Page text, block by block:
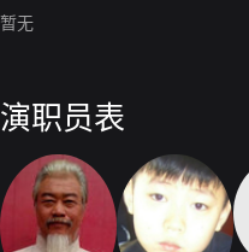
暂无
演职员表